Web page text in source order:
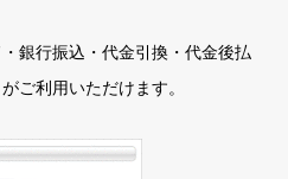
銀行振込・代金引換・代金後払
ご利用いただけます。